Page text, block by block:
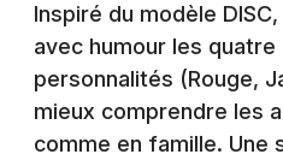
Concerts
Sports
Soirées
Nice
Paris
Inspiré du modèle
avec humour les quatre
personnalités (Rouge,
mieux comprendre les
comme en famille. Une